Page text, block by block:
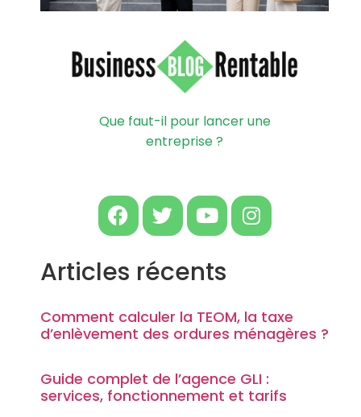
Que faut-il pour lancer une
entreprise ?
Articles récents
Comment calculer la TEOM, la taxe
d’enlèvement des ordures ménagères ?
Guide complet de l’agence GLI :
services, fonctionnement et tarifs